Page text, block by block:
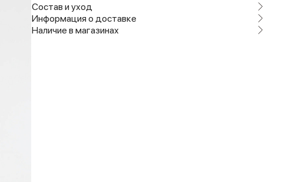
Состав и уход
Информация о доставке
Наличие в магазинах